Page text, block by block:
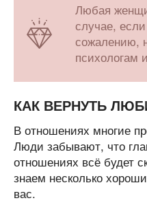
Любая
случае,
сожалению,
психологам
КАК ВЕРНУТЬ
В отношениях многие
Люди забывают, что
отношениях всё будет
знаем несколько
вас.